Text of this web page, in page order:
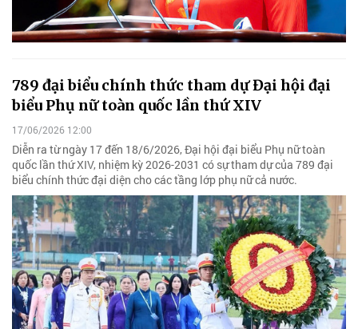
789 đại biểu chính thức tham dự Đại hội đại
biểu Phụ nữ toàn quốc lần thứ XIV
17/06/2026 12:00
Diễn ra từ ngày 17 đến 18/6/2026, Đại hội đại biểu Phụ nữ toàn
quốc lần thứ XIV, nhiệm kỳ 2026-2031 có sự tham dự của 789 đại
biểu chính thức đại diện cho các tầng lớp phụ nữ cả nước.